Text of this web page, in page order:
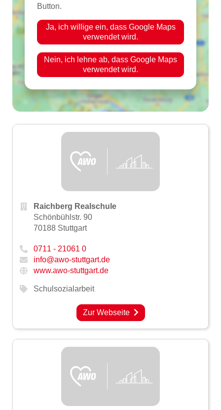
Button.
Ja, ich willige ein, dass Google Maps
verwendet wird.
Nein, ich lehne ab, dass Google Maps
verwendet wird.
Raichberg Realschule
Schönbühlstr. 90
70188 Stuttgart
0711 - 21061 0
info@awo-stuttgart.de
www.awo-stuttgart.de
Schulsozialarbeit
Zur Webseite